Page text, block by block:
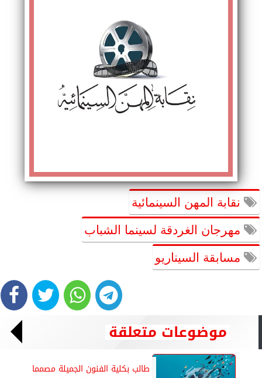
نقابة المهن السينمائية
مهرجان الغردقة لسينما الشباب
مسابقة السيناريو
موضوعات متعلقة
طالب بكلية الفنون الجميلة مصمما